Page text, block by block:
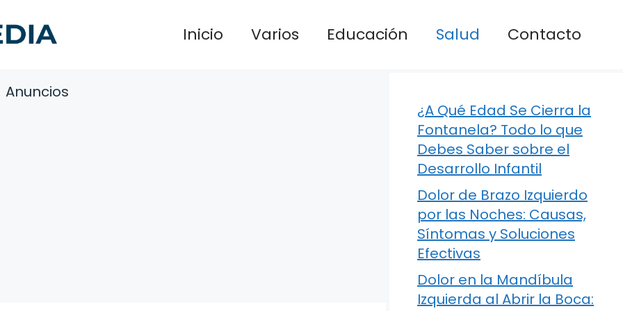
Inicio Varios Educación Salud Contacto
Anuncios
¿A Qué Edad Se Cierra la
Fontanela? Todo lo que
Debes Saber sobre el
Desarrollo Infantil
Dolor de Brazo Izquierdo
por las Noches: Causas,
Síntomas y Soluciones
Efectivas
Dolor en la Mandíbula
Izquierda al Abrir la Boca: